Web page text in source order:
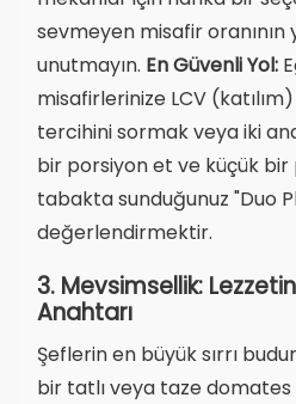
sevmeyen misafir
unutmayın. En Güvenli Yol:
misafirlerinize LCV
tercihini sormak veya iki
bir porsiyon et ve küçük
tabakta sunduğunuz "Duo
değerlendirmektir.
3. Mevsimsellik:
Anahtarı
Şeflerin en büyük sırrı
bir tatlı veya taze domates